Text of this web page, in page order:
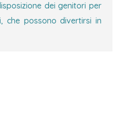
dei genitori per
che possono divertirsi in